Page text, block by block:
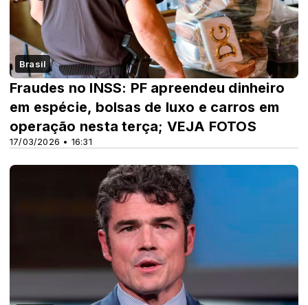
Brasil
17/03/2026 • 16:31
Fraudes no INSS: PF apreendeu dinheiro
em espécie, bolsas de luxo e carros em
operação nesta terça; VEJA FOTOS